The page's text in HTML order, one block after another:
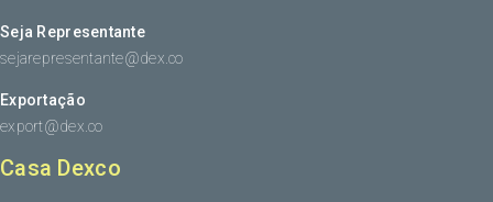
Seja Representante
sejarepresentante@dex.co
Exportação
export@dex.co
Casa Dexco